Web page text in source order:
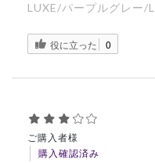
LUXE/パープルグレー/L
役に立った 0
ご購入者様
購入確認済み